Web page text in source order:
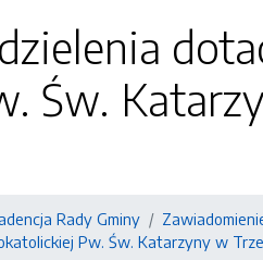
Św.
Rady Gminy
Pw. Św. Katarzyny w